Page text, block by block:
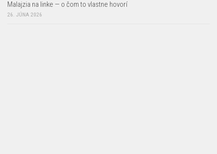
Malajzia na linke — o čom to vlastne hovorí
26. JÚNA 2026